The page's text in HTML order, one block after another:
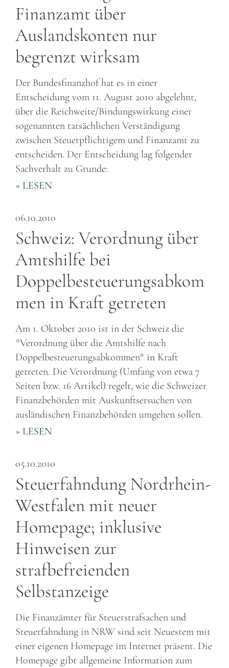
Finanzamt über
Auslandskonten nur
begrenzt wirksam
Der Bundesfinanzhof hat es in einer
Entscheidung vom 11. August 2010 abgelehnt,
über die Reichweite/Bindungswirkung einer
sogenannten tatsächlichen Verständigung
zwischen Steuerpflichtigem und Finanzamt zu
entscheiden. Der Entscheidung lag folgender
Sachverhalt zu Grunde:
» LESEN
06.10.2010
Schweiz: Verordnung über
Amtshilfe bei
Doppelbesteuerungsabkom
men in Kraft getreten
Am 1. Oktober 2010 ist in der Schweiz die
*Verordnung über die Amtshilfe nach
Doppelbesteuerungsabkommen* in Kraft
getreten. Die Verordnung (Umfang von etwa 7
Seiten bzw. 16 Artikel) regelt, wie die Schweizer
Finanzbehörden mit Auskunftsersuchen von
ausländischen Finanzbehörden umgehen sollen.
» LESEN
05.10.2010
Steuerfahndung Nordrhein-
Westfalen mit neuer
Homepage; inklusive
Hinweisen zur
strafbefreienden
Selbstanzeige
Die Finanzämter für Steuerstrafsachen und
Steuerfahndung in NRW sind seit Neuestem mit
einer eigenen Homepage im Internet präsent. Die
Homepage gibt allgemeine Information zum